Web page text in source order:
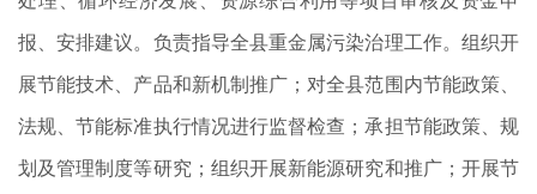
报、安排建议。负责指导全县重金属污染治理工作。组织开
展节能技术、产品和新机制推广；对全县范围内节能政策、
法规、节能标准执行情况进行监督检查；承担节能政策、规
划及管理制度等研究；组织开展新能源研究和推广；开展节